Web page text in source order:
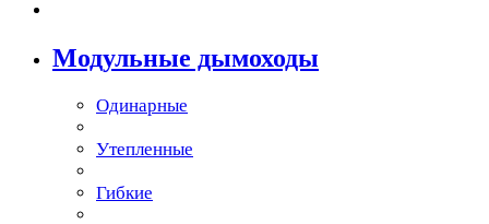
Модульные дымоходы
Одинарные
Утепленные
Гибкие